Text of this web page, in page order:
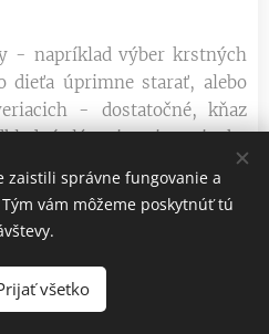
- napríklad výber krstných
dieťa úprimne starať, alebo
- dostatočné, kňaz
slávenie sviatosti, ako
rodín. Ak sú naopak
krst odložiť. Duchovní
kontakt s rodičmi, aby
Ak ani toto riešenie
ako poslednú možnosť –
zaistili správne fungovanie a
vám môžeme poskytnúť tú
všetko